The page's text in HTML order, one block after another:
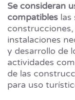
Se consideran
compatibles las
instalaciones
y desarrollo de
actividades
de las
para uso